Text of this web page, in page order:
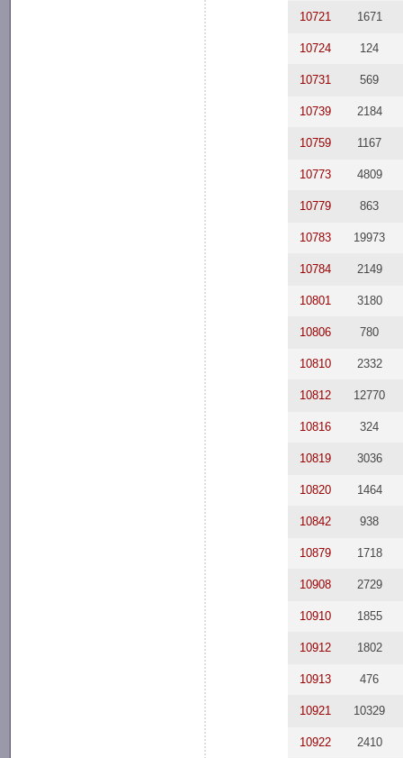
10721 1671
10724 124
10731 569
10739 2184
10759 1167
10773 4809
10779 863
10783 19973
10784 2149
10801 3180
10806 780
10810 2332
10812 12770
10816 324
10819 3036
10820 1464
10842 938
10879 1718
10908 2729
10910 1855
10912 1802
10913 476
10921 10329
10922 2410